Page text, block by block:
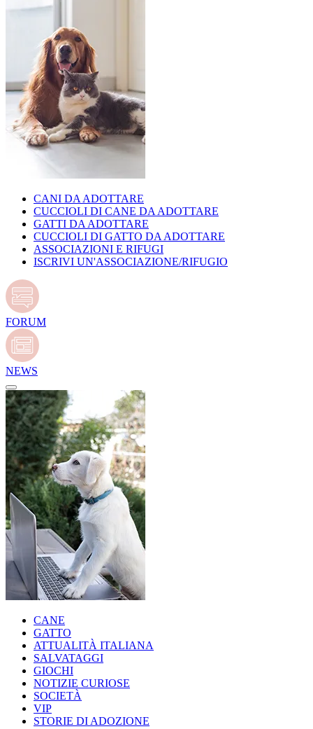
CANI DA ADOTTARE
CUCCIOLI DI CANE DA ADOTTARE
GATTI DA ADOTTARE
CUCCIOLI DI GATTO DA ADOTTARE
ASSOCIAZIONI E RIFUGI
ISCRIVI UN'ASSOCIAZIONE/RIFUGIO
FORUM
NEWS
CANE
GATTO
ATTUALITÀ ITALIANA
SALVATAGGI
GIOCHI
NOTIZIE CURIOSE
SOCIETÀ
VIP
STORIE DI ADOZIONE